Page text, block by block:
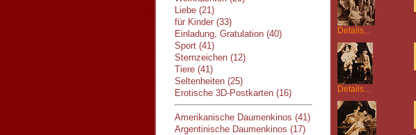
Liebe (21)
für Kinder (33)
Einladung, Gratulation (40)
Sport (41)
Sternzeichen (12)
Tiere (41)
Seltenheiten (25)
Erotische 3D-Postkarten (16)
Amerikanische Daumenkinos (41)
Argentinische Daumenkinos (17)
Details...
Details...